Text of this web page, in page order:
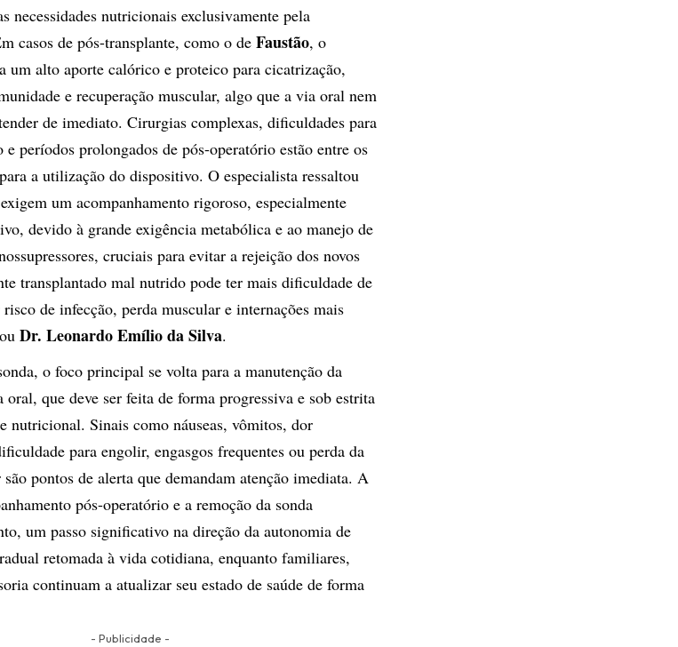
necessidades nutricionais exclusivamente pela
casos de pós-transplante, como o de Faustão, o
um alto aporte calórico e proteico para cicatrização,
e recuperação muscular, algo que a via oral nem
de imediato. Cirurgias complexas, dificuldades para
períodos prolongados de pós-operatório estão entre os
a utilização do dispositivo. O especialista ressaltou
um acompanhamento rigoroso, especialmente
devido à grande exigência metabólica e ao manejo de
cruciais para evitar a rejeição dos novos
transplantado mal nutrido pode ter mais dificuldade de
de infecção, perda muscular e internações mais
Dr. Leonardo Emílio da Silva.
o foco principal se volta para a manutenção da
que deve ser feita de forma progressiva e sob estrita
nutricional. Sinais como náuseas, vômitos, dor
para engolir, engasgos frequentes ou perda da
pontos de alerta que demandam atenção imediata. A
pós-operatório e a remoção da sonda
um passo significativo na direção da autonomia de
retomada à vida cotidiana, enquanto familiares,
continuam a atualizar seu estado de saúde de forma
- Publicidade -